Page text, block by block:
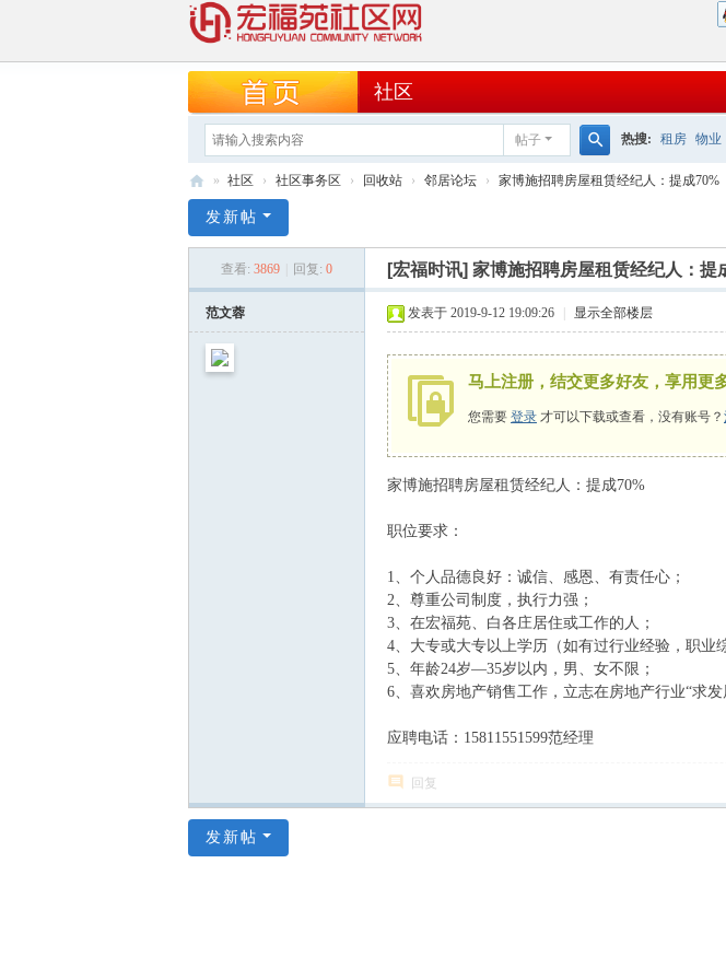
社区
帖子
索
热搜: 租房 物业
福
» 社区 › 社区事务区 › 回收站 › 邻居论坛 › 家博施招聘房屋租赁经纪人：提成70%
发新帖
查看: 3869 回复: 0 [宏福时讯] 家博施招聘房屋租赁经纪人：提
范文蓉 发表于 2019-9-12 19:09:26 显示全部楼层
马上注册，结交更多好友，享用更
您需要 登录 才可以下载或查看，没有账号？
家博施招聘房屋租赁经纪人：提成70%
职位要求：
1、个人品德良好：诚信、感恩、有责任心；
2、尊重公司制度，执行力强；
3、在宏福苑、白各庄居住或工作的人；
4、大专或大专以上学历（如有过行业经验，职业
5、年龄24岁—35岁以内，男、女不限；
6、喜欢房地产销售工作，立志在房地产行业“求发
应聘电话：15811551599范经理
回复
发新帖